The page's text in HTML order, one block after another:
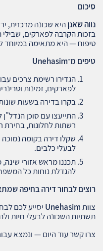
סיכום
נווה שאנןהיא שכונה מרכזית,
בזכות הקרבה לפארקים, שבילי
טיפוח — היא מתאימה במיוחד
טיפים מ־Unehasim
הגדירו רשימת צרכים
לפארקים, זמינות
בקרו בדירה בשעות
התייעצו עם סוכן
רשתות לחלונות, בחירת
שקלו דירה בקומה
לבעלי כלבים.
תכננו מראש אזורי
להגדלת נוחות כל
רוצים לבחור דירה בחיפה
צוותUnehasim יסייע לכם
תשתיות השכונה לבעלי חיות
צרו קשר עוד היום — ונמצא